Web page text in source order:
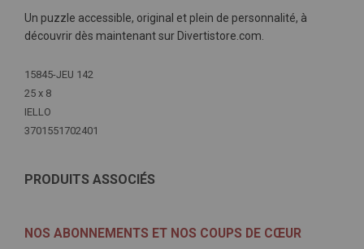
Un puzzle accessible, original et plein de personnalité, à
découvrir dès maintenant sur Divertistore.com.
Plus
d'infos
15845-JEU 142
25 x 8
IELLO
3701551702401
PRODUITS ASSOCIÉS
NOS ABONNEMENTS ET NOS COUPS DE CŒUR